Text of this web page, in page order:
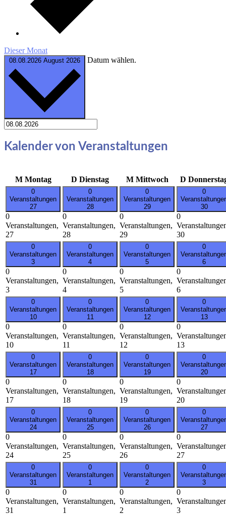
Dieser Monat
08.08.2026 August 2026 Datum wählen.
Kalender von Veranstaltungen
M Montag D Dienstag M Mittwoch D
0
Veranstaltungen
27
0
Veranstaltungen,
27
0
Veranstaltungen
28
0
Veranstaltungen,
28
0
Veranstaltungen
29
0
Veranstaltungen,
29
0
30
0
30
0
Veranstaltungen
3
0
Veranstaltungen,
3
0
Veranstaltungen
4
0
Veranstaltungen,
4
0
Veranstaltungen
5
0
Veranstaltungen,
5
0
6
0
6
0
Veranstaltungen
10
0
Veranstaltungen,
10
0
Veranstaltungen
11
0
Veranstaltungen,
11
0
Veranstaltungen
12
0
Veranstaltungen,
12
0
13
0
13
0
Veranstaltungen
17
0
Veranstaltungen,
17
0
Veranstaltungen
18
0
Veranstaltungen,
18
0
Veranstaltungen
19
0
Veranstaltungen,
19
0
20
0
20
0
Veranstaltungen
24
0
Veranstaltungen,
24
0
Veranstaltungen
25
0
Veranstaltungen,
25
0
Veranstaltungen
26
0
Veranstaltungen,
26
0
27
0
27
0
Veranstaltungen
31
0
Veranstaltungen,
31
0
Veranstaltungen
1
0
Veranstaltungen,
1
0
Veranstaltungen
2
0
Veranstaltungen,
2
0
3
0
3